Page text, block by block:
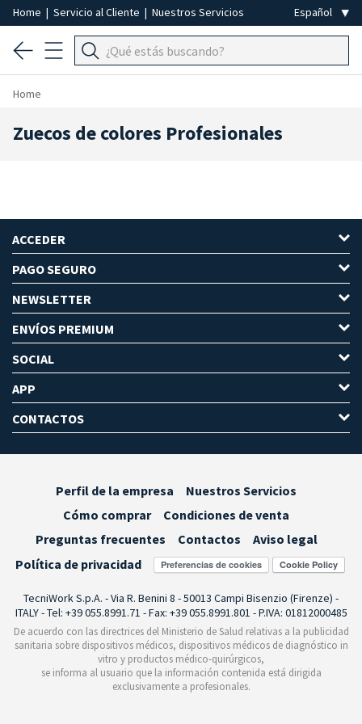
Home | Servicio al Cliente | Nuestros Servicios
Home
Zuecos de colores Profesionales
ACCEDER
PAGO SEGURO
NEWSLETTER
ENVÍOS PREMIUM
SOCIAL
APP
CONTACTOS
Perfil de la empresa
Nuestros Servicios
Cómo comprar
Condiciones de venta
Preguntas frecuentes
Contactos
Aviso legal
Política de privacidad
Preferencias de cookies
TecniWork S.p.A. - Via R. Benini 8 - 50013 Campi Bisenzio (Firenze) -
ITALY - Tel: +39 055.8991.71 - Fax: +39 055.8991.801 - P.IVA: 01812000485
De acuerdo con las directrices del Ministerio de Salud relativas a la publicidad
sanitaria sobre dispositivos médicos, dispositivos médicos de diagnóstico in
vitro y productos médico-quirúrgicos,
se informa al usuario que la información contenida está dirigida
exclusivamente a profesionales.